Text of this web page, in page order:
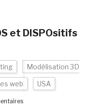
et DISPOsitifs
Modélisation 3D
web USA